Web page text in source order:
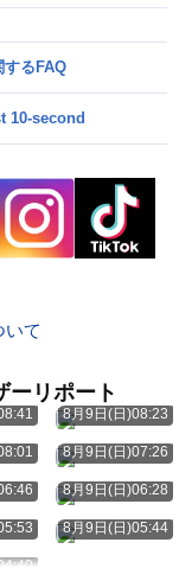
するFAQ
10-second
いて
ーリポート
8月9日(日)08:23
8月9日(日)07:26
8月9日(日)06:28
8月9日(日)05:44